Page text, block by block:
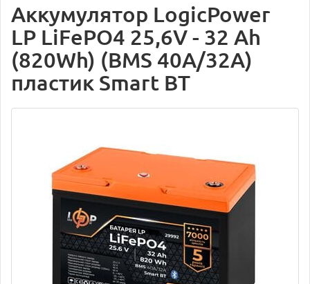
Аккумулятор LogicPower
LP LiFePO4 25,6V - 32 Ah
(820Wh) (BMS 40A/32А)
пластик Smart BT